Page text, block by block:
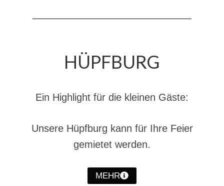
HÜPFBURG
Ein Highlight für die kleinen Gäste:
Unsere Hüpfburg kann für Ihre Feier
gemietet werden.
MEHR